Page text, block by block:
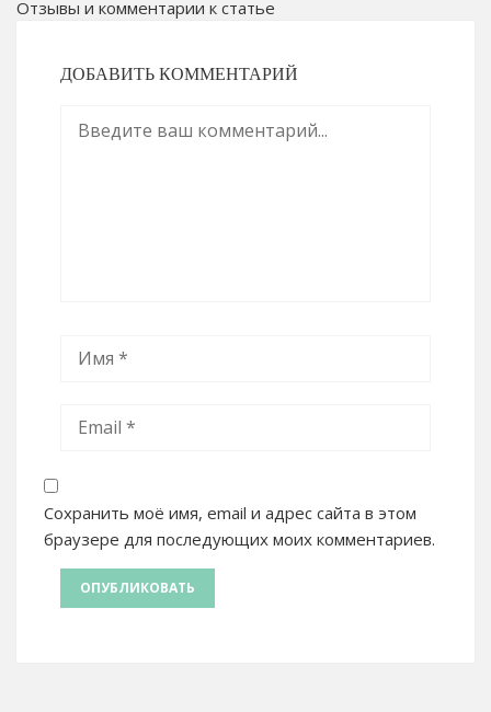
Отзывы и комментарии к статье
ДОБАВИТЬ КОММЕНТАРИЙ
Сохранить моё имя, email и адрес сайта в этом
браузере для последующих моих комментариев.